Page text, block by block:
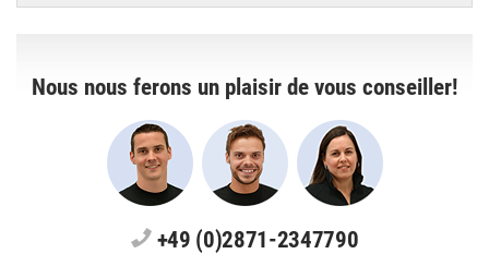
Nous nous ferons un plaisir de vous conseiller!
+49 (0)2871-2347790